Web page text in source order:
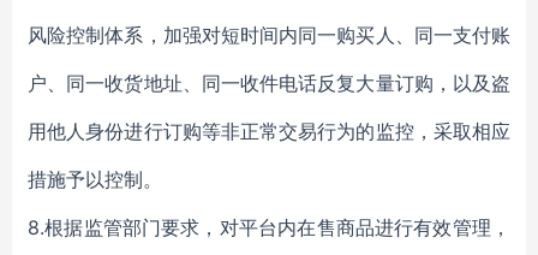
风险控制体系，加强对短时间内同一购买人、同一支付账
户、同一收货地址、同一收件电话反复大量订购，以及盗
用他人身份进行订购等非正常交易行为的监控，采取相应
措施予以控制。
8.根据监管部门要求，对平台内在售商品进行有效管理，